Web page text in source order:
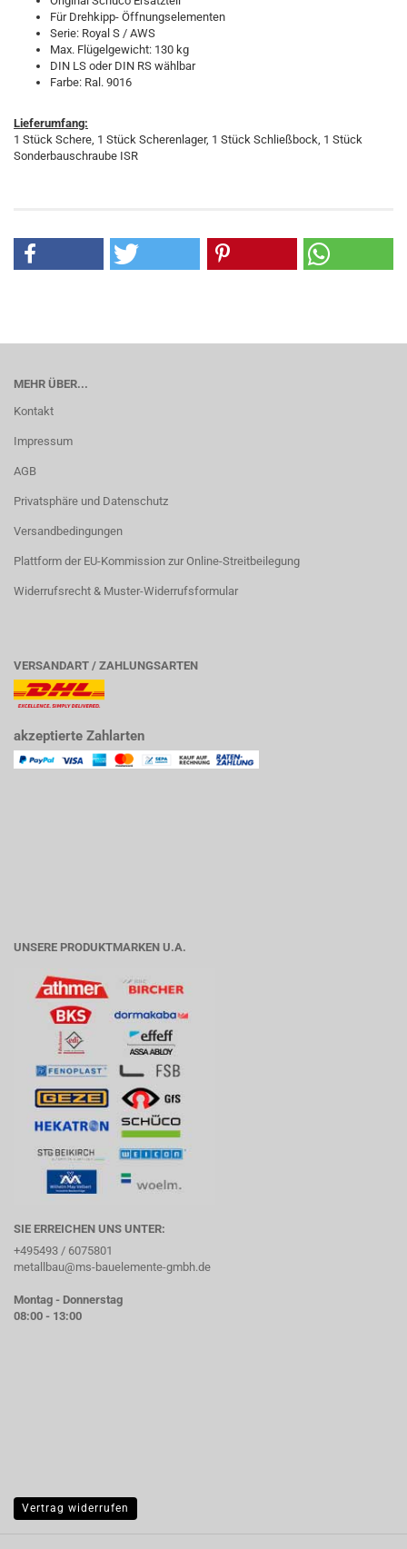
Für Drehkipp- Öffnungselementen
Serie: Royal S / AWS
Max. Flügelgewicht: 130 kg
DIN LS oder DIN RS wählbar
Farbe: Ral. 9016
Lieferumfang:
1 Stück Schere, 1 Stück Scherenlager, 1 Stück Schließbock, 1 Stück
Sonderbauschraube ISR
MEHR ÜBER...
Kontakt
Impressum
AGB
Privatsphäre und Datenschutz
Versandbedingungen
Plattform der EU-Kommission zur Online-Streitbeilegung
Widerrufsrecht & Muster-Widerrufsformular
VERSANDART / ZAHLUNGSARTEN
akzeptierte Zahlarten
UNSERE PRODUKTMARKEN U.A.
SIE ERREICHEN UNS UNTER:
+495493 / 6075801
metallbau@ms-bauelemente-gmbh.de
Montag - Donnerstag
08:00 - 13:00
Vertrag widerrufen